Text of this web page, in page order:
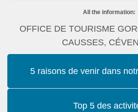
All the information:
OFFICE DE TOURISME
CAUSSES,
5 raisons de venir dans
Top 5 des